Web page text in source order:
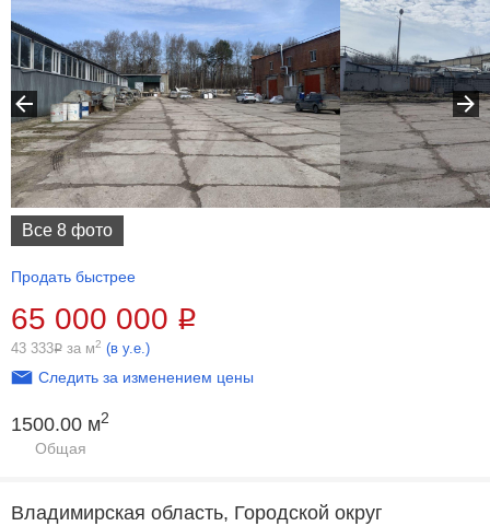
Все 8 фото
Продать быстрее
65 000 000 Р
43 333Р за м2 (в у.е.)
Следить за изменением цены
1500.00 м2
Общая
Владимирская область, Городской округ